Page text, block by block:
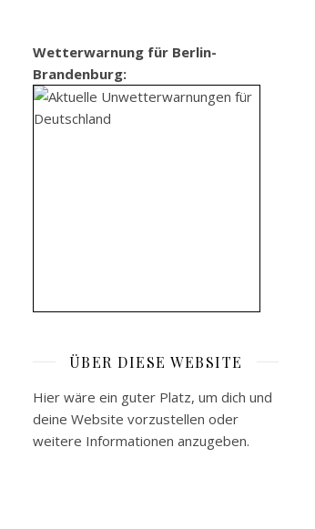
Wetterwarnung für Berlin-
Brandenburg:
ÜBER DIESE WEBSITE
Hier wäre ein guter Platz, um dich und
deine Website vorzustellen oder
weitere Informationen anzugeben.